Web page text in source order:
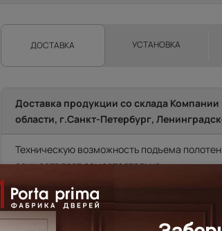
ДОСТАВКА УСТАНОВКА
Доставка продукции со склада
области, г.Санкт-Петербург,
Техническую возможность подъема
осуществляет самостоятельно.
Фрязино, Щёлково, Чкаловская,
от склада)